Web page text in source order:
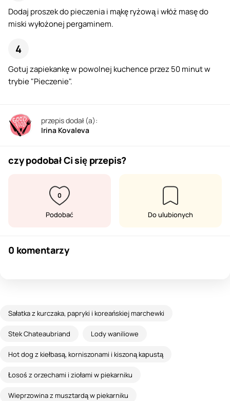
Dodaj proszek do pieczenia i mąkę ryżową i włóż masę do
miski wyłożonej pergaminem.
Gotuj zapiekankę w powolnej kuchence przez 50 minut w
trybie "Pieczenie".
przepis dodał (a):
Irina Kovaleva
czy podobał Ci się przepis?
0
Podobać Do ulubionych
0 komentarzy
Sałatka z kurczaka, papryki i koreańskiej marchewki
Stek Chateaubriand Lody waniliowe
Hot dog z kiełbasą, korniszonami i kiszoną kapustą
Łosoś z orzechami i ziołami w piekarniku
Wieprzowina z musztardą w piekarniku